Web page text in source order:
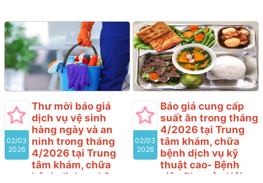
nhận báo giá để tham
khảo xây dựng giá gói
thầu, làm cơ sở tổ chức
lựa chọn nhà thầu cho gói
thầu “Sửa chữa phòng Phó
giám đốc và một số
Khoa/Phòng khác của
Bệnh viện Phụ sản Hải
Phòng” với nội dung cụ
thể như sau:
khảo xây dựng giá gói
thầu, làm cơ sở tổ chức
lựa chọn nhà thầu cho gói
thầu
02/03
2026
Thư mời báo giá
dịch vụ vệ sinh
hàng ngày và an
ninh trong tháng
4/2026 tại Trung
tâm khám, chữa
bệnh dịch vụ kỹ
02/03
2026
Báo giá cung cấp
suất ăn trong tháng
4/2026 tại Trung
tâm khám, chữa
bệnh dịch vụ kỹ
thuật cao- Bệnh
viện Phụ sản Hải